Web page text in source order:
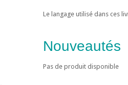
Le langage utilisé dans ces
Nouveautés
Pas de produit disponible